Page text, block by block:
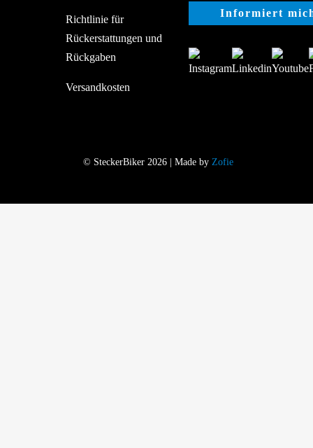
Richtlinie für
Rückerstattungen und
Rückgaben
Versandkosten
© SteckerBiker 2026 | Made by Zofie